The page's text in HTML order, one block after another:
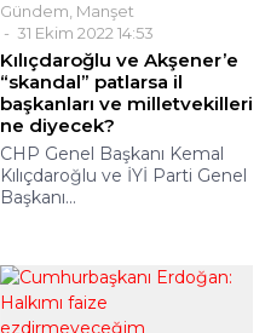
Gündem Manşet
31 Ekim 2022 14:53
Kılıçdaroğlu ve Akşener’e
“skandal” patlarsa il
başkanları ve milletvekilleri
ne diyecek?
CHP Genel Başkanı Kemal
Kılıçdaroğlu ve İYİ Parti Genel
Başkanı...